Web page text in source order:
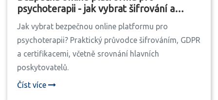
psychoterapii - jak vybrat šifrování a
soukromí
Jak vybrat bezpečnou online platformu pro
psychoterapii? Praktický průvodce šifrováním, GDPR
a certifikacemi, včetně srovnání hlavních
poskytovatelů.
Číst více